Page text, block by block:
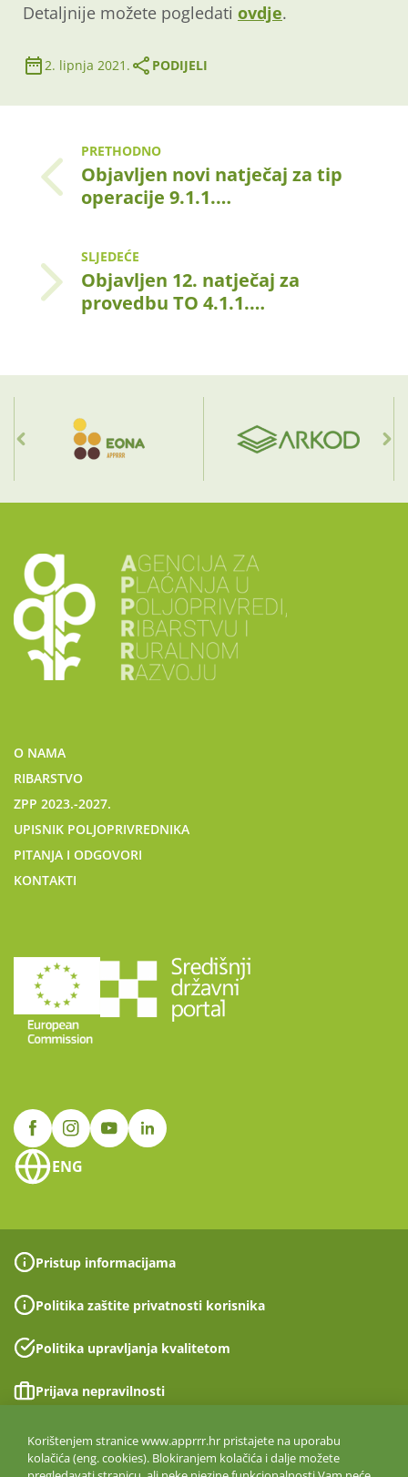
Detaljnije možete pogledati ovdje.
2. lipnja 2021. PODIJELI
PRETHODNO
Objavljen novi natječaj za tip
operacije 9.1.1.…
SLJEDEĆE
Objavljen 12. natječaj za
provedbu TO 4.1.1.…
O NAMA
RIBARSTVO
ZPP 2023.-2027.
UPISNIK POLJOPRIVREDNIKA
PITANJA I ODGOVORI
KONTAKTI
ENG
Pristup informacijama
Politika zaštite privatnosti korisnika
Politika upravljanja kvalitetom
Prijava nepravilnosti
Izjava o pristupačnosti
Korištenjem stranice www.apprrr.hr pristajete na uporabu
kolačića (eng. cookies). Blokiranjem kolačića i dalje možete